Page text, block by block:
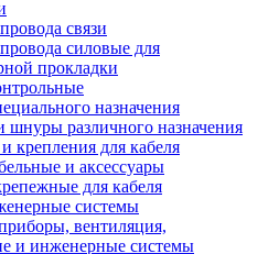
связи
силовые для
прокладки
назначения
шнуры различного назначения
крепления для кабеля
и аксессуары
для кабеля
системы
вентиляция,
и инженерные системы